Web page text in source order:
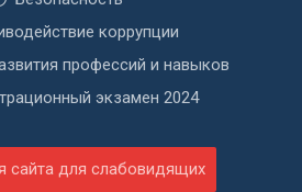
коррупции
профессий и навыков
экзамен 2024
сайта для слабовидящих